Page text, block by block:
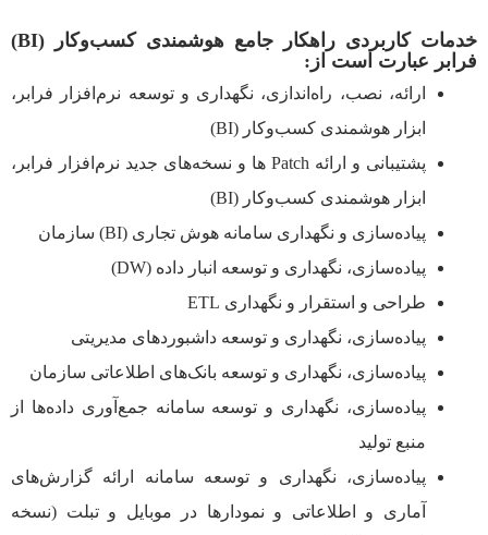
خدمات کاربردی راهکار جامع هوشمندی کسب‌وکار (BI)
فرابر عبارت است از:
ارائه، نصب، راه‌اندازی، نگهداری و توسعه نرم‌افزار فرابر،
ابزار هوشمندی کسب‌وکار (BI)
پشتیبانی و ارائه Patch ها و نسخه‌های جدید نرم‌افزار فرابر،
ابزار هوشمندی کسب‌وکار (BI)
پیاده‌سازی و نگهداری سامانه هوش تجاری (BI) سازمان
پیاده‌سازی، نگهداری و توسعه انبار داده (DW)
طراحی و استقرار و نگهداری ETL
پیاده‌سازی، نگهداری و توسعه داشبوردهای مدیریتی
پیاده‌سازی، نگهداری و توسعه بانک‌های اطلاعاتی سازمان
پیاده‌سازی، نگهداری و توسعه سامانه جمع‌آوری داده‌ها از
منبع تولید
پیاده‌سازی، نگهداری و توسعه سامانه ارائه گزارش‌های
آماری و اطلاعاتی و نمودارها در موبایل و تبلت (نسخه